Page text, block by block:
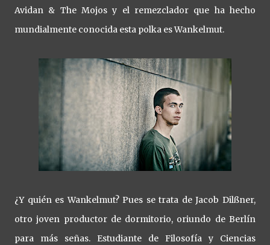
Avidan & The Mojos y el remezclador que ha hecho
mundialmente conocida esta polka es Wankelmut.
¿Y quién es Wankelmut? Pues se trata de Jacob Dilßner,
otro joven productor de dormitorio, oriundo de Berlín
para más señas. Estudiante de Filosofía y Ciencias